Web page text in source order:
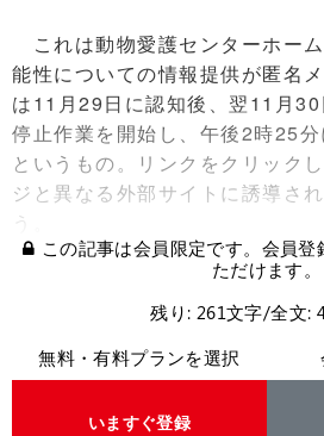
これは動物愛護センターホー
能性についての情報提供が匿名
は11月29日に認知後、翌11月
停止作業を開始し、午後2時25
というもの。リンクをクリック
ジと異なる外部サイトに誘導さ
う。
この記事は会員限定です。会員
ただけます。
残り: 261文字/全文:
無料・有料プランを選択
いますぐ登録